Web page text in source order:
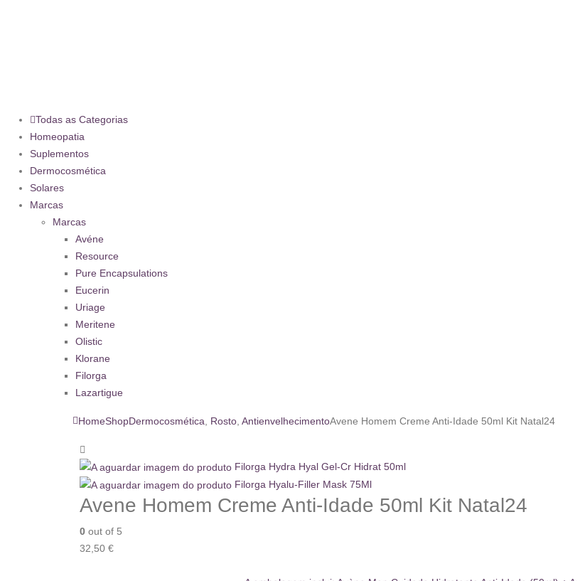
Todas as Categorias
Homeopatia
Suplementos
Dermocosmética
Solares
Marcas
Marcas
Avéne
Resource
Pure Encapsulations
Eucerin
Uriage
Meritene
Olistic
Klorane
Filorga
Lazartigue
HomeShopDermocosmética Rosto AntienvelhecimentoAvene Homem Creme Anti-Idade 50ml Kit Natal24
Filorga Hydra Hyal Gel-Cr Hidrat 50ml
Filorga Hyalu-Filler Mask 75Ml
Avene Homem Creme Anti-Idade 50ml Kit Natal24
0 out of 5
32,50 €